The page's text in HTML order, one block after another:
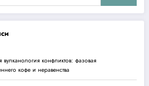
вулканология конфликтов: фазовая
кофе и неравенства